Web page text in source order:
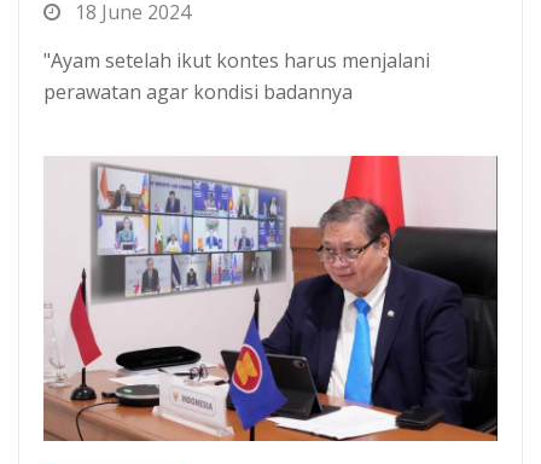
18 June 2024
"Ayam setelah ikut kontes harus menjalani
perawatan agar kondisi badannya